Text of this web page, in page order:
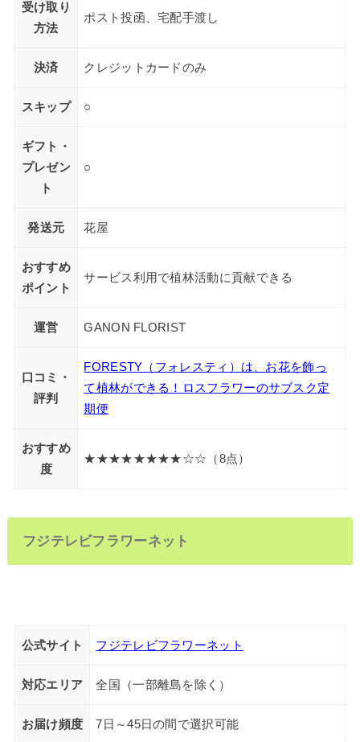
受け取り
方法
ポスト投函、宅配手渡し
決済 クレジットカードのみ
スキップ ○
ギフト・
プレゼン
ト
○
発送元 花屋
おすすめ
ポイント
サービス利用で植林活動に貢献できる
運営 GANON FLORIST
口コミ・
評判
FORESTY（フォレスティ）は、お花を飾っ
て植林ができる！ロスフラワーのサブスク定
期便
おすすめ
度
★★★★★★★★☆☆（8点）
フジテレビフラワーネット
公式サイト フジテレビフラワーネット
対応エリア 全国（一部離島を除く）
お届け頻度 7日～45日の間で選択可能